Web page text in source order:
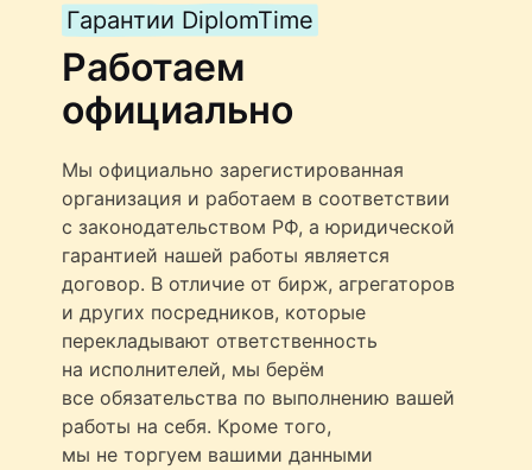
Гарантии DiplomTime
Работаем
официально
Мы официально зарегистированная
организация и работаем в соответствии
с законодательством РФ, а юридической
гарантией нашей работы является
договор. В отличие от бирж, агрегаторов
и других посредников, которые
перекладывают ответственность
на исполнителей, мы берём
все обязательства по выполнению вашей
работы на себя. Кроме того,
мы не торгуем вашими данными